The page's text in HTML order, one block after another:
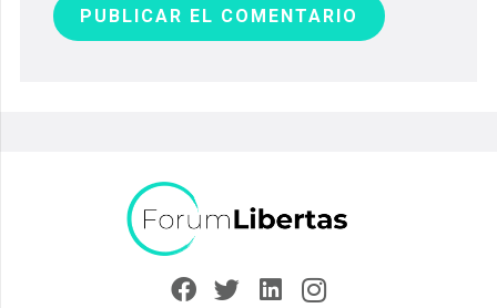
PUBLICAR EL COMENTARIO